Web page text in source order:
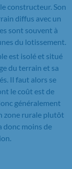
constructeur. Son
diffus avec un
sont souvent à
du lotissement.
est isolé et situé
du terrain et sa
Il faut alors se
le coût est de
généralement
zone rurale plutôt
donc moins de